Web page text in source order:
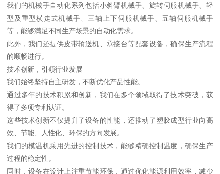
我们的机械手自动化系列包括小斜臂机械手、旋转伺服机械手、轻
型及重型横走式机械手、三轴上下伺服机械手、五轴伺服机械手
等，能够满足不同生产场景的自动化需求。
此外，我们还提供皮带输送机、承接台等配套设备，确保生产流程
的顺畅进行。
技术创新，引领行业发展
我们始终坚持自主研发，不断优化产品性能。
通过多年的技术积累和创新，我们在多个领域取得了技术突破，获
得了多项专利认证。
这些技术创新不仅提升了设备的性能，还推动了塑胶成型行业向高
效、节能、人性化、环保的方向发展。
我们的模温机采用先进的控制技术，能够精确控制温度，确保生产
过程的稳定性。
同时，设备在设计上注重节能环保，通过优化能源利用效率，减少